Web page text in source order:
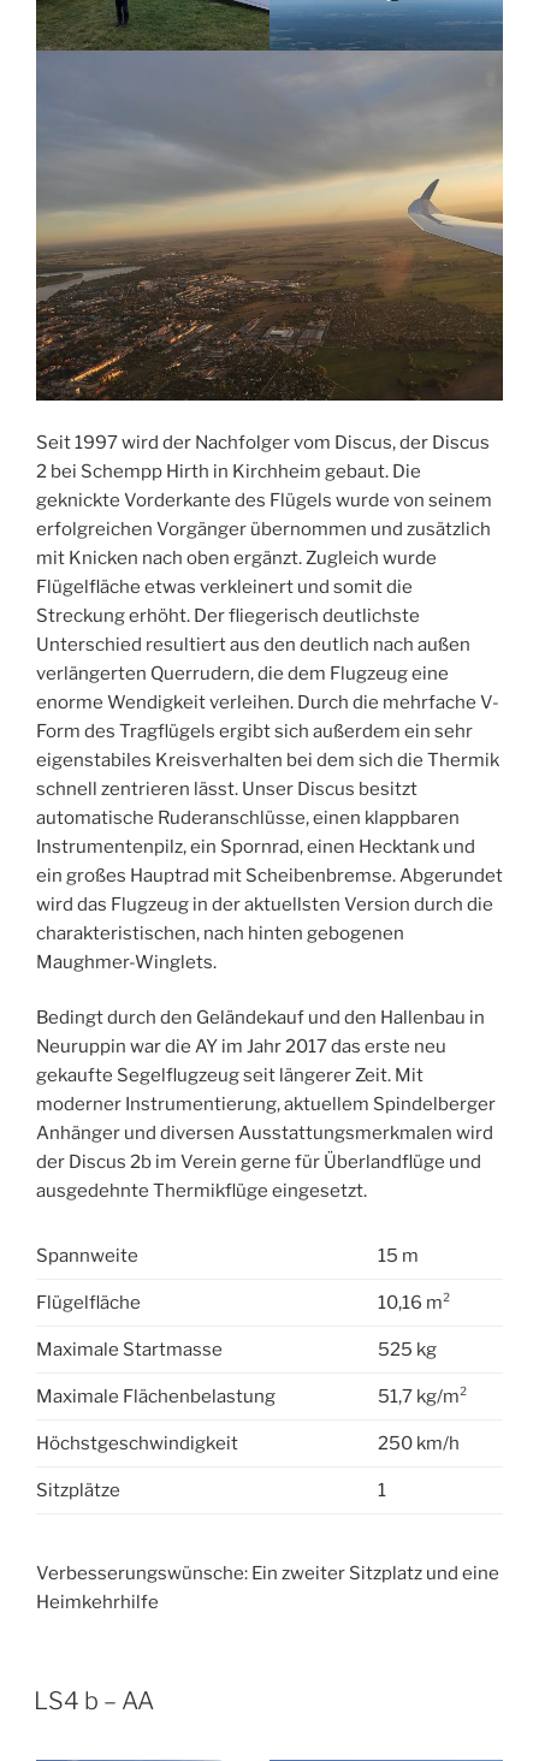
Seit 1997 wird der Nachfolger vom Discus, der Discus
2 bei Schempp Hirth in Kirchheim gebaut. Die
geknickte Vorderkante des Flügels wurde von seinem
erfolgreichen Vorgänger übernommen und zusätzlich
mit Knicken nach oben ergänzt. Zugleich wurde
Flügelfläche etwas verkleinert und somit die
Streckung erhöht. Der fliegerisch deutlichste
Unterschied resultiert aus den deutlich nach außen
verlängerten Querrudern, die dem Flugzeug eine
enorme Wendigkeit verleihen. Durch die mehrfache V-
Form des Tragflügels ergibt sich außerdem ein sehr
eigenstabiles Kreisverhalten bei dem sich die Thermik
schnell zentrieren lässt. Unser Discus besitzt
automatische Ruderanschlüsse, einen klappbaren
Instrumentenpilz, ein Spornrad, einen Hecktank und
ein großes Hauptrad mit Scheibenbremse. Abgerundet
wird das Flugzeug in der aktuellsten Version durch die
charakteristischen, nach hinten gebogenen
Maughmer-Winglets.
Bedingt durch den Geländekauf und den Hallenbau in
Neuruppin war die AY im Jahr 2017 das erste neu
gekaufte Segelflugzeug seit längerer Zeit. Mit
moderner Instrumentierung, aktuellem Spindelberger
Anhänger und diversen Ausstattungsmerkmalen wird
der Discus 2b im Verein gerne für Überlandflüge und
ausgedehnte Thermikflüge eingesetzt.
Spannweite 15 m
Flügelfläche 10,16 m²
Maximale Startmasse 525 kg
Maximale Flächenbelastung 51,7 kg/m²
Höchstgeschwindigkeit 250 km/h
Sitzplätze 1
Verbesserungswünsche: Ein zweiter Sitzplatz und eine
Heimkehrhilfe
VERÖFFENTLICHT
AM
LS4 b – AA